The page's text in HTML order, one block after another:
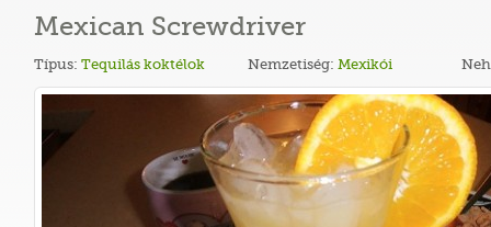
Mexican Screwdriver
Típus: Tequilás koktélok Nemzetiség: Mexikói